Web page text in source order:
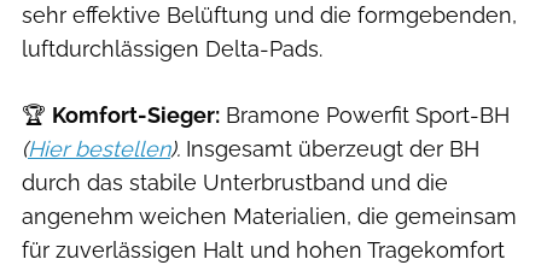
sehr effektive Belüftung und die formgebenden,
luftdurchlässigen Delta-Pads.
🏆 Komfort-Sieger: Bramone Powerfit Sport-BH
(Hier bestellen). Insgesamt überzeugt der BH
durch das stabile Unterbrustband und die
angenehm weichen Materialien, die gemeinsam
für zuverlässigen Halt und hohen Tragekomfort